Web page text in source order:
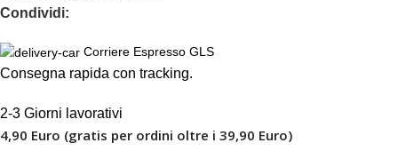
Condividi:
Corriere Espresso GLS
Consegna rapida con tracking.
2-3 Giorni lavorativi
4,90 Euro (gratis per ordini oltre i 39,90 Euro)